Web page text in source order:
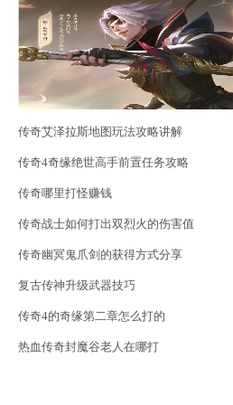
传奇艾泽拉斯地图玩法攻略讲解
传奇4奇缘绝世高手前置任务攻略
传奇哪里打怪赚钱
传奇战士如何打出双烈火的伤害值
传奇幽冥鬼爪剑的获得方式分享
复古传神升级武器技巧
传奇4的奇缘第二章怎么打的
热血传奇封魔谷老人在哪打